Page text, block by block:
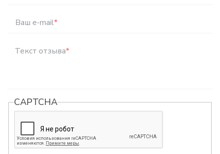
Ваш e-mail*
Текст отзыва*
CAPTCHA